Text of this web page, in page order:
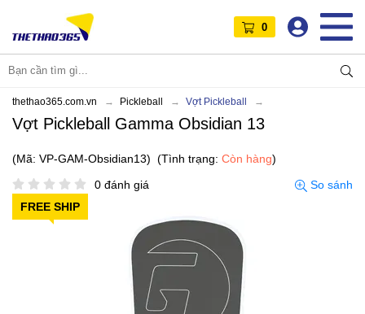
0
thethao365.com.vn Pickleball Vợt Pickleball
Vợt Pickleball Gamma Obsidian 13
(Mã: VP-GAM-Obsidian13) (Tình trạng: Còn hàng)
0 đánh giá
So sánh
FREE SHIP